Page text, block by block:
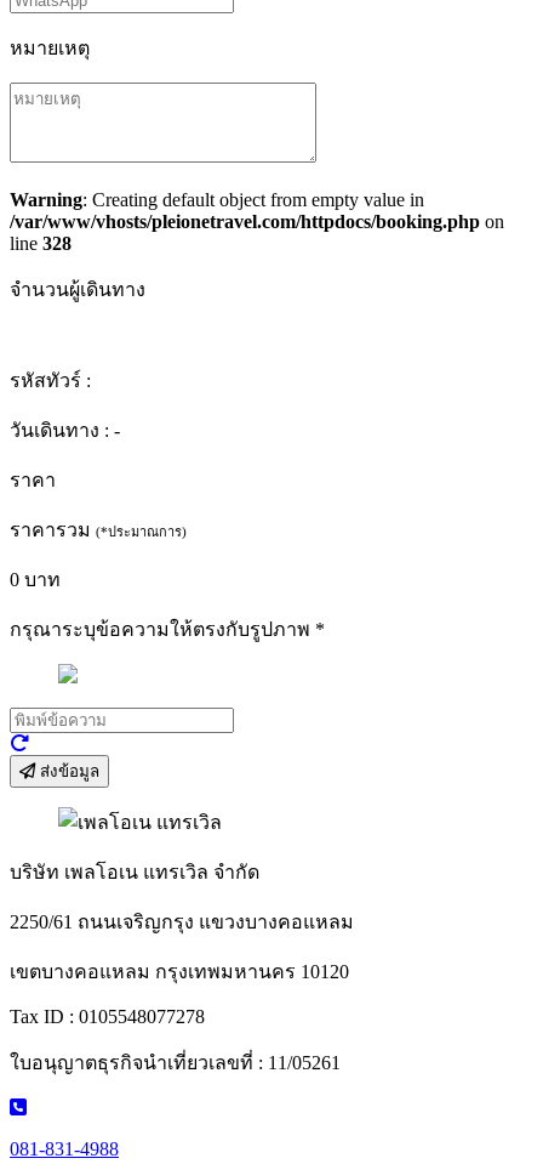
หมายเหตุ
Warning: Creating default object from empty value in
/var/www/vhosts/pleionetravel.com/httpdocs/booking.php on
line 328
จำนวนผู้เดินทาง
รหัสทัวร์ :
วันเดินทาง : -
ราคา
ราคารวม (*ประมาณการ)
0 บาท
กรุณาระบุข้อความให้ตรงกับรูปภาพ *
ส่งข้อมูล
บริษัท เพลโอเน แทรเวิล จำกัด
2250/61 ถนนเจริญกรุง แขวงบางคอแหลม
เขตบางคอแหลม กรุงเทพมหานคร 10120
Tax ID : 0105548077278
ใบอนุญาตธุรกิจนำเที่ยวเลขที่ : 11/05261
081-831-4988